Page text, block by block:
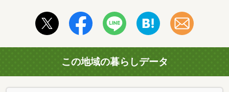
この地域の暮らしデータ